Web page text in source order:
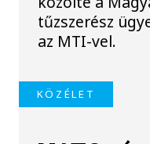
tűzszerész
az MTI-vel.
KÖZÉLET